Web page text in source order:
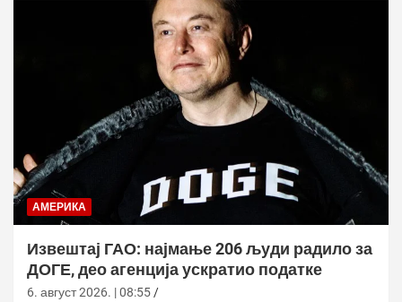
АМЕРИКА
Извештај ГАО: најмање 206 људи радило за
ДОГЕ, део агенција ускратио податке
6. август 2026. | 08:55